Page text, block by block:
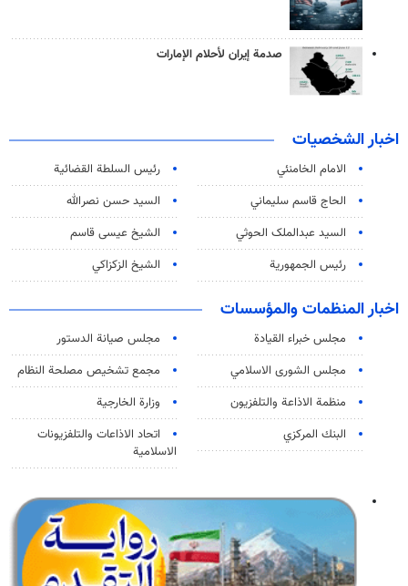
صدمة إيران لأحلام الإمارات
اخبار الشخصيات
الامام الخامنئي
رئیس السلطة القضائیة
الحاج قاسم سليماني
السيد حسن نصرالله
السید عبدالملک الحوثي
الشيخ عيسى قاسم
رئيس الجمهورية
الشيخ الزكزاكي
اخبار المنظمات والمؤسسات
مجلس خبراء القيادة
مجلس صيانة الدستور
مجلس الشورى الاسلامي
مجمع تشخيص مصلحة النظام
منظمة الاذاعة والتلفزیون
وزارة الخارجية
البنك المركزي
اتحاد الاذاعات والتلفزيونات
الاسلامية